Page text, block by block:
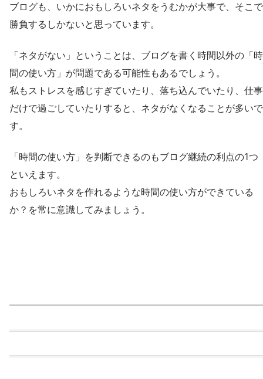
ブログも、いかにおもしろいネタをうむかが大事で、そこで
勝負するしかないと思っています。
「ネタがない」ということは、ブログを書く時間以外の「時
間の使い方」が問題である可能性もあるでしょう。
私もストレスを感じすぎていたり、落ち込んでいたり、仕事
だけで過ごしていたりすると、ネタがなくなることが多いで
す。
「時間の使い方」を判断できるのもブログ継続の利点の1つ
といえます。
おもしろいネタを作れるような時間の使い方ができている
か？を常に意識してみましょう。